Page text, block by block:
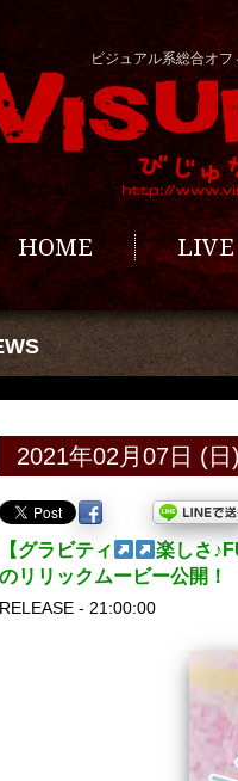
ビジュアル系総合オ
HOME LIVE
2021年02月07日 (日)
【グラビティ
楽しさ
のリリックムービー公開！
RELEASE - 21:00:00